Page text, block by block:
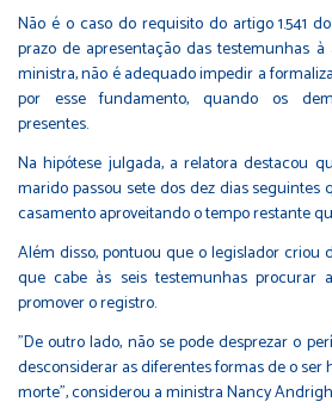
Não é o caso do requisito do artigo 1.541
prazo de apresentação das testemunhas
ministra, não é adequado impedir a
por esse fundamento, quando os
presentes.
Na hipótese julgada, a relatora destacou
marido passou sete dos dez dias
casamento aproveitando o tempo restante
Além disso, pontuou que o legislador criou
que cabe às seis testemunhas procurar
promover o registro.
"De outro lado, não se pode desprezar o
desconsiderar as diferentes formas de o
morte", considerou a ministra Nancy